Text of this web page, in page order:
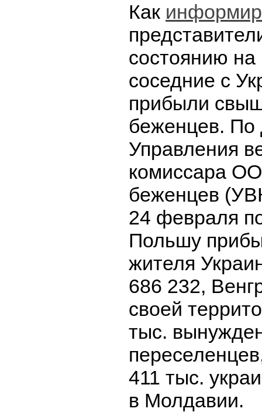
Как
состоянию на
соседние с
прибыли
беженцев.
Управления
комиссара
беженцев
24 февраля
Польшу
жителя
686 232,
своей
тыс.
411 тыс.
в Молдавии.